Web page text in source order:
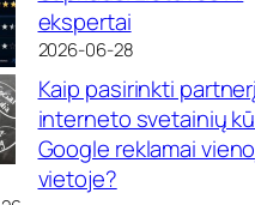
ekspertai
2026-06-28
Kaip pasirinkti partnerį
interneto svetainių
Google reklamai
vietoje?